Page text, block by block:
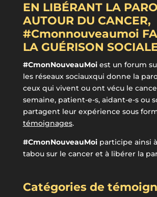
EN LIBÉRANT LA
AUTOUR DU CANCER,
#Cmonnouveaumoi
LA GUÉRISON
#CmonNouveauMoiest un forum
les réseaux sociauxqui donne la
ceux qui vivent ou ont vécu le
semaine, patient-e-s, aidant-e-s ou
partagent leur expérience sous
témoignages.
#CmonNouveauMoiparticipe ainsi
tabou sur le cancer et à libérer la
Catégories de